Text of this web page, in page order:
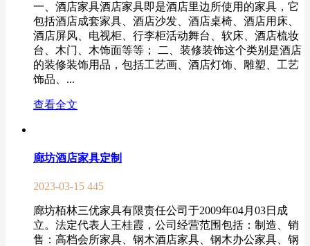
一、酒店家具酒店家具即是酒店里边所使用的家具，它
包括酒店成套家具、酒店沙发、酒店桌椅、酒店用床、
酒店屏风、电视柜、行李柜活动舞台、软床、酒店梳妆
台、木门、木饰面等等； 二、装修装饰这个类别是酒店
的装修装饰用品，包括工艺画、酒店灯饰、雕塑、工艺
饰品、...
查看全文
廊坊酒店家具定制
2023-03-15 445
廊坊栢林三优家具有限责任公司于2009年04月03日成
立。法定代表人王桂霞，公司经营范围包括：制造、销
售：高档会所家具、钢木酒店家具、钢木办公家具、钢